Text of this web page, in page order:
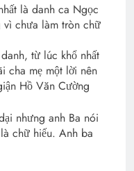
là danh ca Ngọc
vì chưa làm tròn chữ
từ lúc khổ nhất
cha mẹ một lời nên
Hồ Văn Cường
nhưng anh Ba nói
chữ hiếu. Anh ba